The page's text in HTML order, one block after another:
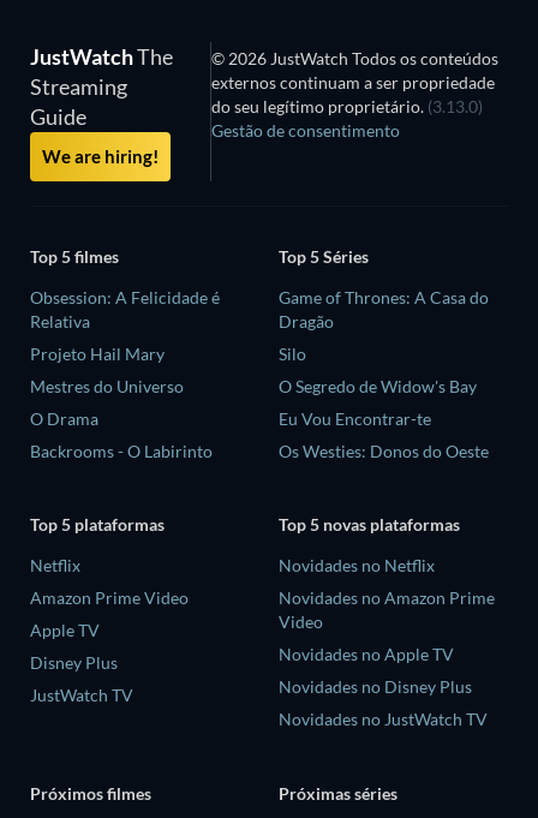
JustWatchThe
Streaming
Guide
We are hiring!
© 2026 JustWatch Todos os conteúdos
externos continuam a ser propriedade
do seu legítimo proprietário. (3.13.0)
Gestão de consentimento
Top 5 filmes
Obsession: A Felicidade é
Relativa
Projeto Hail Mary
Mestres do Universo
O Drama
Backrooms - O Labirinto
Top 5 Séries
Game of Thrones: A Casa do
Dragão
Silo
O Segredo de Widow's Bay
Eu Vou Encontrar-te
Os Westies: Donos do Oeste
Top 5 plataformas
Netflix
Amazon Prime Video
Apple TV
Disney Plus
JustWatch TV
Top 5 novas plataformas
Novidades no Netflix
Novidades no Amazon Prime
Video
Novidades no Apple TV
Novidades no Disney Plus
Novidades no JustWatch TV
Próximos filmes Próximas séries